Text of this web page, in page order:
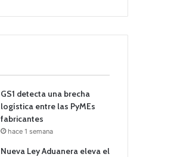
GS1 detecta una brecha
logística entre las PyMEs
fabricantes
hace 1 semana
Nueva Ley Aduanera eleva el